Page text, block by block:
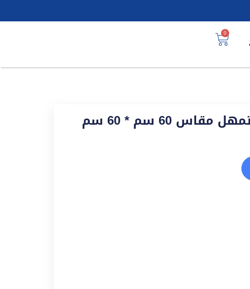
0
60 سم * 60 سم